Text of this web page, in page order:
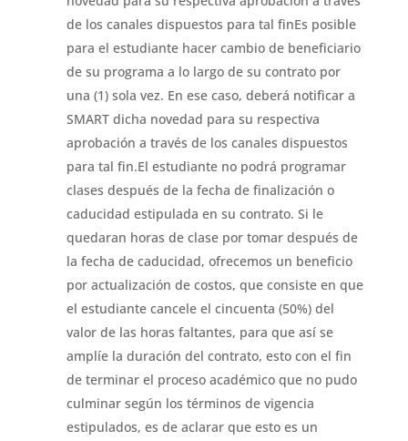
de los canales dispuestos para tal finEs posible
para el estudiante hacer cambio de beneficiario
de su programa a lo largo de su contrato por
una (1) sola vez. En ese caso, deberá notificar a
SMART dicha novedad para su respectiva
aprobación a través de los canales dispuestos
para tal fin.El estudiante no podrá programar
clases después de la fecha de finalización o
caducidad estipulada en su contrato. Si le
quedaran horas de clase por tomar después de
la fecha de caducidad, ofrecemos un beneficio
por actualización de costos, que consiste en que
el estudiante cancele el cincuenta (50%) del
valor de las horas faltantes, para que así se
amplíe la duración del contrato, esto con el fin
de terminar el proceso académico que no pudo
culminar según los términos de vigencia
estipulados, es de aclarar que esto es un